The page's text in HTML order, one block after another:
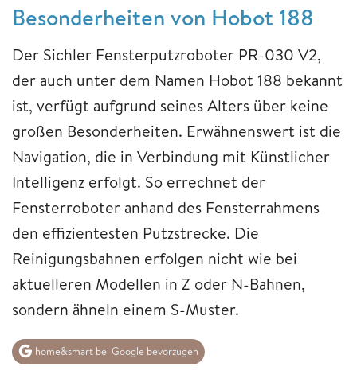
Besonderheiten von Hobot 188
Der Sichler Fensterputzroboter PR-030 V2,
der auch unter dem Namen Hobot 188 bekannt
ist, verfügt aufgrund seines Alters über keine
großen Besonderheiten. Erwähnenswert ist die
Navigation, die in Verbindung mit Künstlicher
Intelligenz erfolgt. So errechnet der
Fensterroboter anhand des Fensterrahmens
den effizientesten Putzstrecke. Die
Reinigungsbahnen erfolgen nicht wie bei
aktuelleren Modellen in Z oder N-Bahnen,
sondern ähneln einem S-Muster.
home&smart bei Google bevorzugen